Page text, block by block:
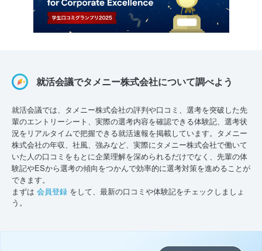
就活会議でタメニー株式会社について調べよう
就活会議では、タメニー株式会社の評判や口コミ、選考を突破した先
輩のエントリーシート、実際の選考内容を確認できる体験記、選考状
況をリアルタイムで把握できる就活速報を掲載しています。タメニー
株式会社の年収、社風、強みなど、実際にタメニー株式会社で働いて
いた人の口コミをもとに企業理解を深められるだけでなく、先輩の体
験記やESから選考の傾向をつかんで効率的に選考対策を進めることが
できます。
まずは 会員登録 をして、最新の口コミや体験記をチェックしましょ
う。